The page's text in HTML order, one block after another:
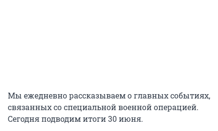
Мы ежедневно рассказываем о главных событиях,
связанных со специальной военной операцией.
Сегодня подводим итоги 30 июня.